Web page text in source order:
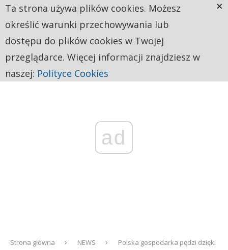
ad
Strona główna NEWS
Polska gospodarka pędzi dzięki
Ta strona używa plików cookies. Możesz
określić warunki przechowywania lub
dostępu do plików cookies w Twojej
przeglądarce. Więcej informacji znajdziesz w
naszej: Polityce Cookies
×